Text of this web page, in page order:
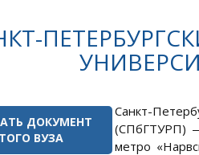
ДОКУМЕНТ
ВУЗА
Санкт-
(СПбГТУРП) —
метро